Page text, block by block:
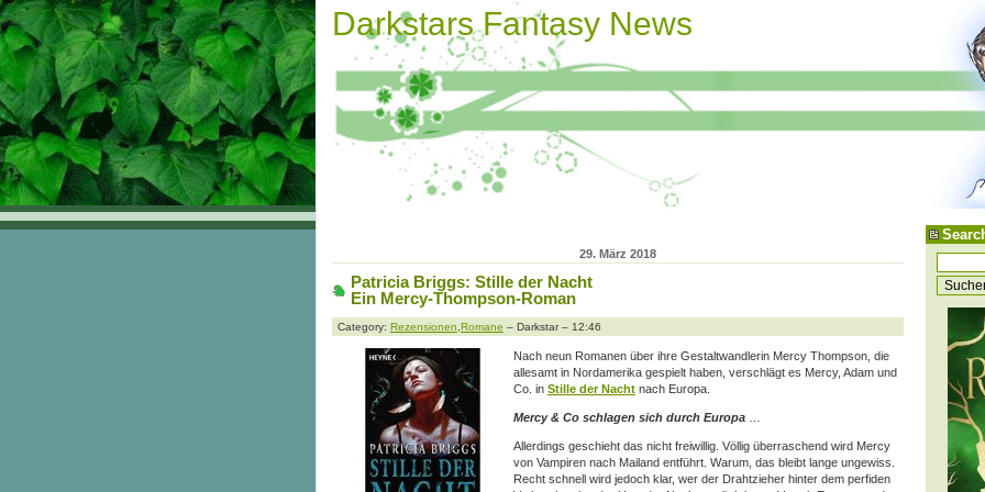
Darkstars Fantasy News
29. März 2018
Patricia Briggs: Stille der Nacht
Ein Mercy-Thompson-Roman
Category: Rezensionen Romane – Darkstar – 12:46
Nach neun Romanen über ihre Gestaltwandlerin Mercy Thompson, die
allesamt in Nordamerika gespielt haben, verschlägt es Mercy, Adam und
Co. in Stille der Nacht nach Europa.
Mercy & Co schlagen sich durch Europa
Allerdings geschieht das nicht freiwillig. Völlig überraschend wird Mercy
von Vampiren nach Mailand entführt. Warum, das bleibt lange ungewiss.
Recht schnell wird jedoch klar, wer der Drahtzieher hinter dem perfiden